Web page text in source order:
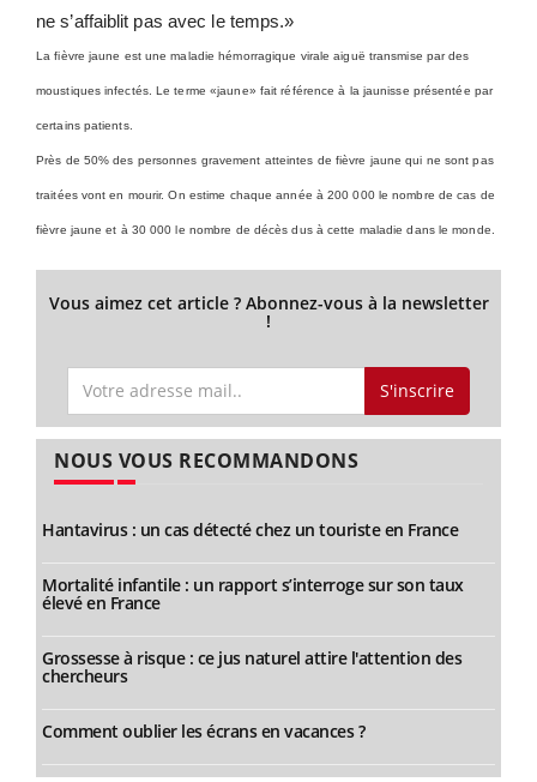
ne s’affaiblit pas avec le temps.»
La fièvre jaune est une maladie hémorragique virale aiguë transmise par des
moustiques infectés. Le terme «jaune» fait référence à la jaunisse présentée par
certains patients.
Près de 50% des personnes gravement atteintes de fièvre jaune qui ne sont pas
traitées vont en mourir. On estime chaque année à 200 000 le nombre de cas de
fièvre jaune et à 30 000 le nombre de décès dus à cette maladie dans le monde.
Vous aimez cet article ? Abonnez-vous à la newsletter
!
S'inscrire
NOUS VOUS RECOMMANDONS
Hantavirus : un cas détecté chez un touriste en France
Mortalité infantile : un rapport s’interroge sur son taux
élevé en France
Grossesse à risque : ce jus naturel attire l'attention des
chercheurs
Comment oublier les écrans en vacances ?